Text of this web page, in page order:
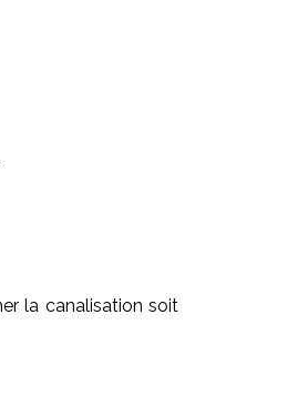
la canalisation soit